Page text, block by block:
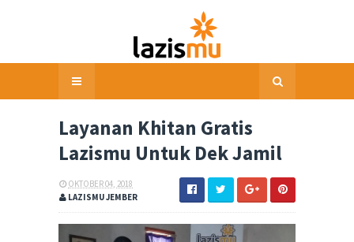
Layanan Khitan Gratis
Lazismu Untuk Dek Jamil
OKTOBER 04, 2018
LAZISMU JEMBER